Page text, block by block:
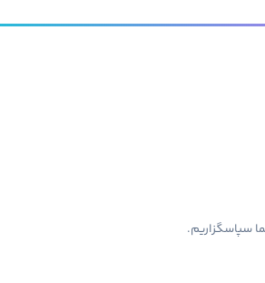
سپاسگزاریم.